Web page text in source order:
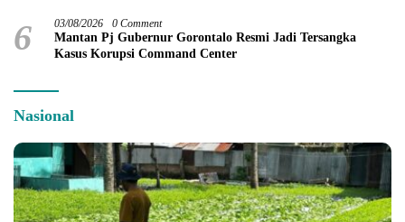
6 03/08/2026 0 Comment
Mantan Pj Gubernur Gorontalo Resmi Jadi Tersangka
Kasus Korupsi Command Center
Nasional